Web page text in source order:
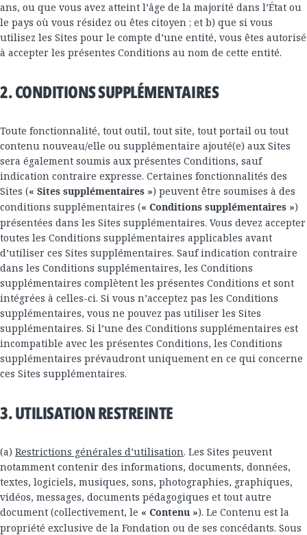
ans, ou que vous avez atteint l’âge de la majorité dans l’État ou
le pays où vous résidez ou êtes citoyen ; et b) que si vous
utilisez les Sites pour le compte d’une entité, vous êtes autorisé
à accepter les présentes Conditions au nom de cette entité.
2. CONDITIONS SUPPLÉMENTAIRES
Toute fonctionnalité, tout outil, tout site, tout portail ou tout
contenu nouveau/elle ou supplémentaire ajouté(e) aux Sites
sera également soumis aux présentes Conditions, sauf
indication contraire expresse. Certaines fonctionnalités des
Sites (« Sites supplémentaires ») peuvent être soumises à des
conditions supplémentaires (« Conditions supplémentaires »)
présentées dans les Sites supplémentaires. Vous devez accepter
toutes les Conditions supplémentaires applicables avant
d’utiliser ces Sites supplémentaires. Sauf indication contraire
dans les Conditions supplémentaires, les Conditions
supplémentaires complètent les présentes Conditions et sont
intégrées à celles-ci. Si vous n’acceptez pas les Conditions
supplémentaires, vous ne pouvez pas utiliser les Sites
supplémentaires. Si l’une des Conditions supplémentaires est
incompatible avec les présentes Conditions, les Conditions
supplémentaires prévaudront uniquement en ce qui concerne
ces Sites supplémentaires.
3. UTILISATION RESTREINTE
(a) Restrictions générales d’utilisation. Les Sites peuvent
notamment contenir des informations, documents, données,
textes, logiciels, musiques, sons, photographies, graphiques,
vidéos, messages, documents pédagogiques et tout autre
document (collectivement, le « Contenu »). Le Contenu est la
propriété exclusive de la Fondation ou de ses concédants. Sous